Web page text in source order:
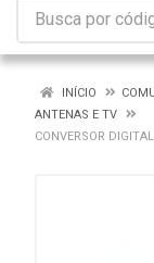
INÍCIO
ANTENAS E TV
CONVERSOR